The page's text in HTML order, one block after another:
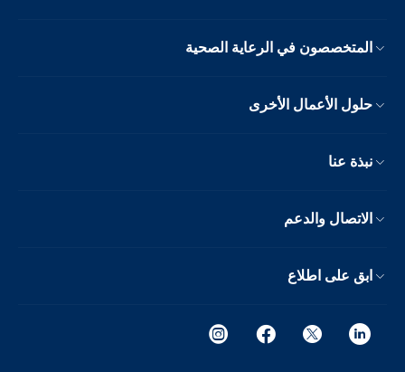
المتخصصون في الرعاية الصحية
حلول الأعمال الأخرى
نبذة عنا
الاتصال والدعم
ابق على اطلاع